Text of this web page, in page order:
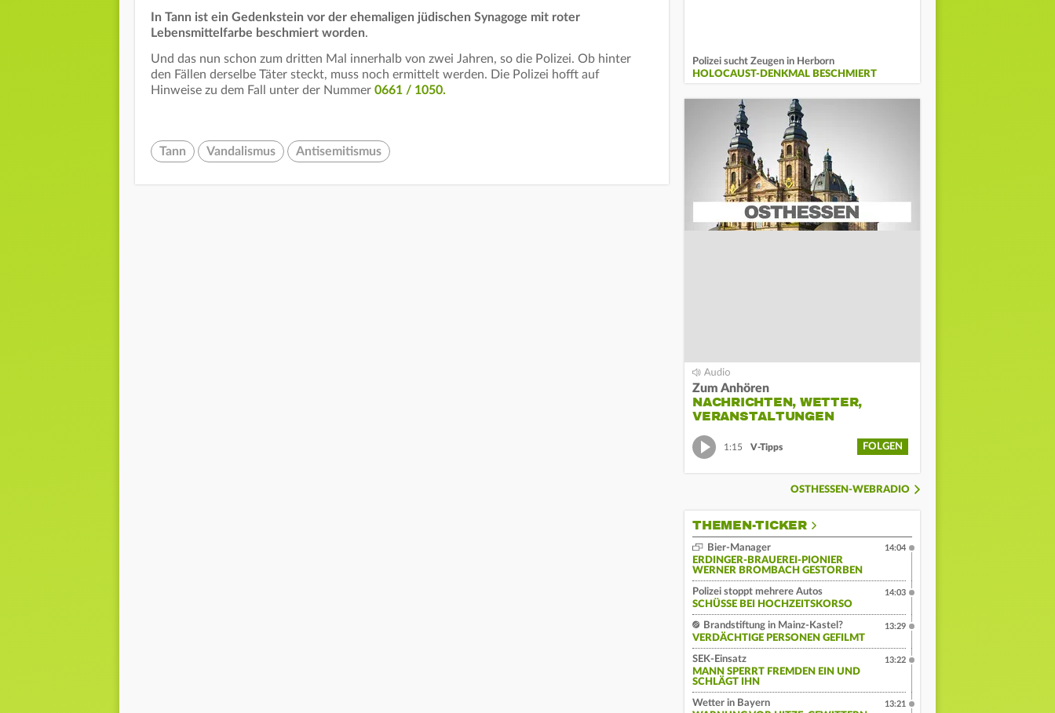
In Tann ist ein Gedenkstein vor der ehemaligen jüdischen Synagoge mit roter
Lebensmittelfarbe beschmiert worden.
Und das nun schon zum dritten Mal innerhalb von zwei Jahren, so die Polizei. Ob hinter
den Fällen derselbe Täter steckt, muss noch ermittelt werden. Die Polizei hofft auf
Hinweise zu dem Fall unter der Nummer 0661 / 1050.
Tann Vandalismus Antisemitismus
Polizei sucht Zeugen in Herborn
HOLOCAUST-DENKMAL BESCHMIERT
Zum Anhören
NACHRICHTEN, WETTER,
VERANSTALTUNGEN
1:15 V-Tipps FOLGEN
OSTHESSEN-WEBRADIO
THEMEN-TICKER
Bier-Manager
ERDINGER-BRAUEREI-PIONIER
WERNER BROMBACH GESTORBEN
14:04
Polizei stoppt mehrere Autos
SCHÜSSE BEI HOCHZEITSKORSO
14:03
Brandstiftung in Mainz-Kastel?
VERDÄCHTIGE PERSONEN GEFILMT
13:29
SEK-Einsatz
MANN SPERRT FREMDEN EIN UND
SCHLÄGT IHN
13:22
Wetter in Bayern
13:21